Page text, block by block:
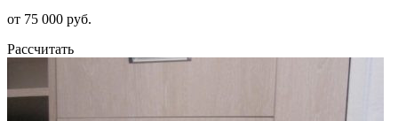
от 75 000 руб.
Рассчитать